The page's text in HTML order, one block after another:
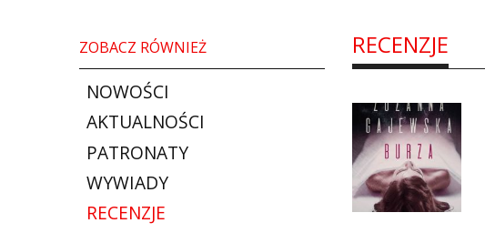
ZOBACZ RÓWNIEŻ
NOWOŚCI
AKTUALNOŚCI
PATRONATY
WYWIADY
RECENZJE
RECENZJE